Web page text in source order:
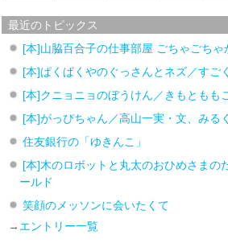
最近のトピックス
[本]山脇百合子の仕事部屋 ごちゃごちゃ
[本]ぱくぱくやのぐっさんとネズ／すご
[本]クニョニョのぼうけん／きもとももこ
[本]がっぴちゃん／高山一実・文、みる
住友銀行の「ゆきんこ」
[本]木のロボットと丸太のおひめさまの
ールド
笑顔のメッソンに会いたくて
→ エントリー一覧